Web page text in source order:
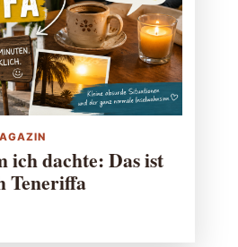
ich dachte: Das ist
Teneriffa